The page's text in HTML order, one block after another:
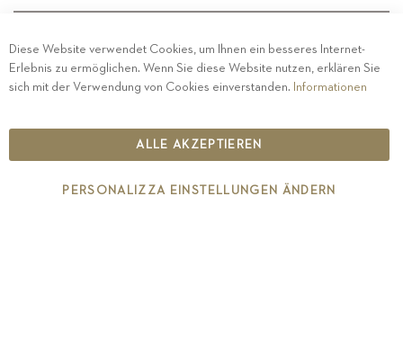
PRIVACY-IMPRESSUM- COOKIE POLICY-
ETHISCHER KODEX
IT00126670215
Diese Website verwendet Cookies, um Ihnen ein besseres Internet-
Erlebnis zu ermöglichen. Wenn Sie diese Website nutzen, erklären Sie
sich mit der Verwendung von Cookies einverstanden. Informationen
ALLE AKZEPTIEREN
PERSONALIZZA EINSTELLUNGEN ÄNDERN